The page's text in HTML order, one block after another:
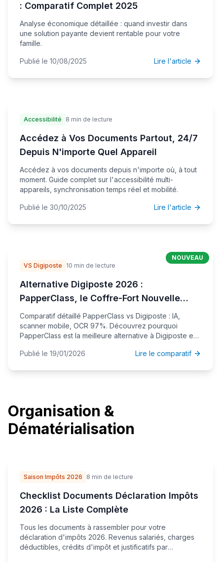
: Comparatif Complet 2025
Analyse économique détaillée : quand investir dans
une solution payante devient rentable pour votre
famille.
Publié le 10/08/2025 Lire l'article
Accessibilité 8 min de lecture
Accédez à Vos Documents Partout, 24/7
Depuis N'importe Quel Appareil
Accédez à vos documents depuis n'importe où, à tout
moment. Guide complet sur l'accessibilité multi-
appareils, synchronisation temps réel et mobilité.
Publié le 30/10/2025 Lire l'article
NOUVEAU
VS Digiposte
10 min de lecture
Alternative Digiposte 2026 :
PapperClass, le Coffre-Fort Nouvelle
Génération
Comparatif détaillé PapperClass vs Digiposte : IA,
scanner mobile, OCR 97%. Découvrez pourquoi
PapperClass est la meilleure alternative à Digiposte en
Publié le 19/01/2026
Lire le comparatif
Organisation &
Dématérialisation
Saison Impôts 2026 8 min de lecture
Checklist Documents Déclaration Impôts
2026 : La Liste Complète
Tous les documents à rassembler pour votre
déclaration d'impôts 2026. Revenus salariés, charges
déductibles, crédits d'impôt et justificatifs par